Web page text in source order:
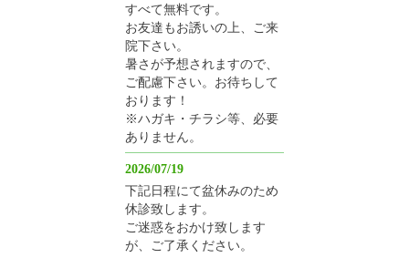
すべて無料です。
お友達もお誘いの上、ご来
院下さい。
暑さが予想されますので、
ご配慮下さい。お待ちして
おります！
※ハガキ・チラシ等、必要
ありません。
2026/07/19
下記日程にて盆休みのため
休診致します。
ご迷惑をおかけ致します
が、ご了承ください。